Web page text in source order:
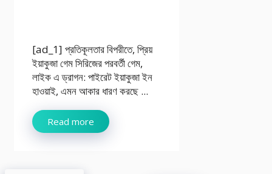
[ad_1] প্রতিকূলতার বিপরীতে, প্রিয়
ইয়াকুজা গেম সিরিজের পরবর্তী গেম,
লাইক এ ড্রাগন: পাইরেট ইয়াকুজা ইন
হাওয়াই, এমন আকার ধারণ করছে ...
Read more